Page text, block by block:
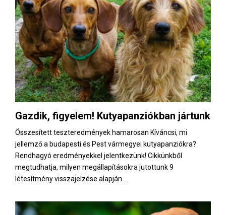
Gazdik, figyelem! Kutyapanziókban jártunk
Összesített teszteredmények hamarosan Kíváncsi, mi
jellemző a budapesti és Pest vármegyei kutyapanziókra?
Rendhagyó eredményekkel jelentkezünk! Cikkünkből
megtudhatja, milyen megállapításokra jutottunk 9
létesítmény visszajelzése alapján....